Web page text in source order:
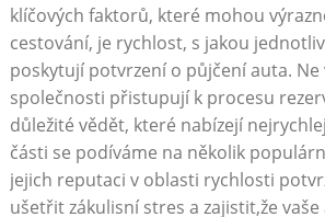
klíčových faktorů, které mohou
cestování, je rychlost, s jakou
poskytují potvrzení o půjčení auta. Ne
společnosti přistupují k procesu
důležité vědět, které nabízejí
části se podíváme na několik
jejich reputaci v oblasti rychlosti
ušetřit zákulisní stres a zajistit,že